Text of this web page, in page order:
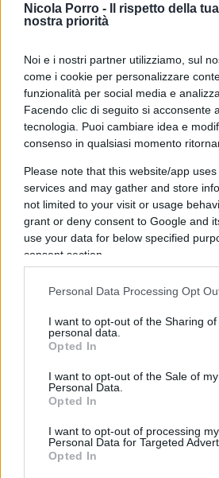
Nicola Porro -
Il rispetto della
nostra priorità
Noi e i nostri partner utilizziamo, sul
come i cookie per personalizzare
funzionalità per social media e
Facendo clic di seguito si acconsente
tecnologia. Puoi cambiare idea e
consenso in qualsiasi momento
Please note that this website/app
services and may gather and store
not limited to your visit or usage
grant or deny consent to Google and
use your data for below specified
consent section.
Personal Data Processing Opt
I want to opt-out of the Sharing of
personal data.
Opted In
I want to opt-out of the Sale of my
Personal Data.
Opted In
I want to opt-out of processing my
Personal Data for Targeted
Opted In
L’Europa ha già commesso
ad esempio, del green deal,
commetta gli stessi errori sul
dell’intelligenza artificiale,
sottovalutando le implicazioni
antropologiche e
grande attenzione, perché
dell’Intelligenza artificiale, non
pubblici, come avvenuto con il
si vadano a mettere in
produzione, sacrificando posti
Leggi anche:
limiti delle auto elettriche
Perché non dobbiamo
artificiale